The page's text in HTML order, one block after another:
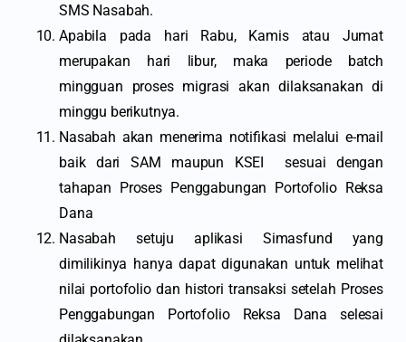
SMS Nasabah.
Apabila pada hari Rabu, Kamis atau Jumat
merupakan hari libur, maka periode batch
mingguan proses migrasi akan dilaksanakan di
minggu berikutnya.
Nasabah akan menerima notifikasi melalui e-mail
baik dari SAM maupun KSEI sesuai dengan
tahapan Proses Penggabungan Portofolio Reksa
Dana
Nasabah setuju aplikasi Simasfund yang
dimilikinya hanya dapat digunakan untuk melihat
nilai portofolio dan histori transaksi setelah Proses
Penggabungan Portofolio Reksa Dana selesai